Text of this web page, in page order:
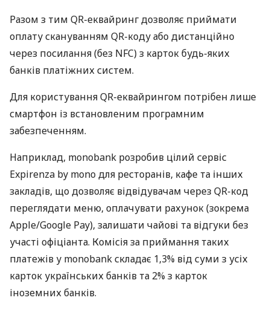
Разом з тим QR-еквайринг дозволяє приймати
оплату скануванням QR-коду або дистанційно
через посилання (без NFC) з карток будь-яких
банків платіжних систем.
Для користування QR-еквайрингом потрібен лише
смартфон із встановленим програмним
забезпеченням.
Наприклад, monobank розробив цілий сервіс
Expirenza by mono для ресторанів, кафе та інших
закладів, що дозволяє відвідувачам через QR-код
переглядати меню, оплачувати рахунок (зокрема
Apple/Google Pay), залишати чайові та відгуки без
участі офіціанта. Комісія за приймання таких
платежів у monobank складає 1,3% від суми з усіх
карток українських банків та 2% з карток
іноземних банків.